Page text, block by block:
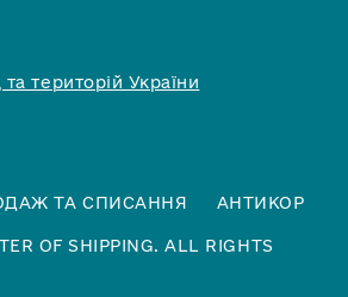
територій України
ТА СПИСАННЯ АНТИКОР
OF SHIPPING. ALL RIGHTS